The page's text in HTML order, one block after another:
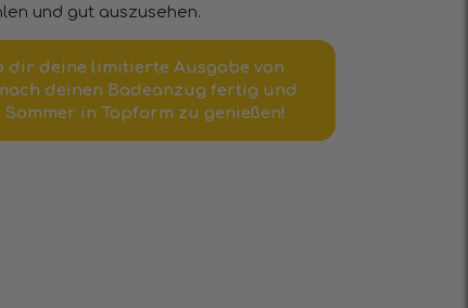
und gut auszusehen.
dir deine limitierte Ausgabe von
deinen Badeanzug fertig und
in Topform zu genießen!